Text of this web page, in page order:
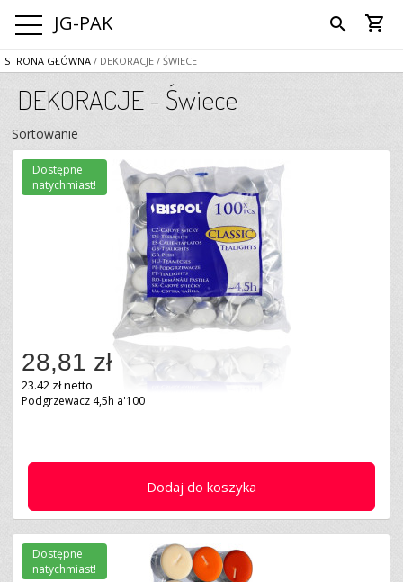
JG-PAK search shopping_cart
STRONA GŁÓWNA / DEKORACJE / ŚWIECE
DEKORACJE - Świece
Sortowanie
Dodaj do koszyka
28,81 zł
23.42 zł netto
Podgrzewacz 4,5h a'100
Dostępne
natychmiast!
Dostępne
natychmiast!